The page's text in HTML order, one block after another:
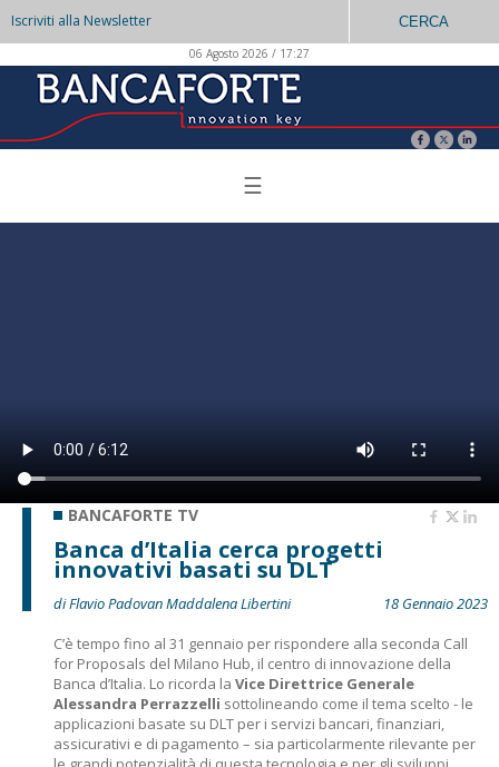
Iscriviti alla Newsletter CERCA
06 Agosto 2026 / 17:27
☰
BANCAFORTE TV
Banca d’Italia cerca progetti
innovativi basati su DLT
di Flavio Padovan Maddalena Libertini
18 Gennaio 2023
C’è tempo fino al 31 gennaio per rispondere alla seconda Call
for Proposals del Milano Hub, il centro di innovazione della
Banca d’Italia. Lo ricorda la Vice Direttrice Generale
Alessandra Perrazzelli sottolineando come il tema scelto - le
applicazioni basate su DLT per i servizi bancari, finanziari,
assicurativi e di pagamento – sia particolarmente rilevante per